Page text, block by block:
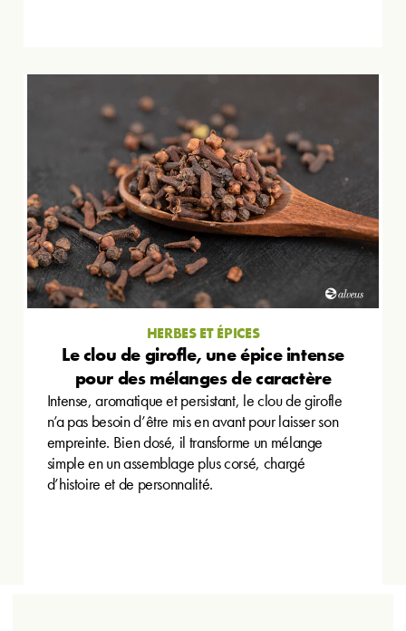
HERBES ET ÉPICES
Le clou de girofle, une épice intense
pour des mélanges de caractère
Intense, aromatique et persistant, le clou de girofle
n’a pas besoin d’être mis en avant pour laisser son
empreinte. Bien dosé, il transforme un mélange
simple en un assemblage plus corsé, chargé
d’histoire et de personnalité.